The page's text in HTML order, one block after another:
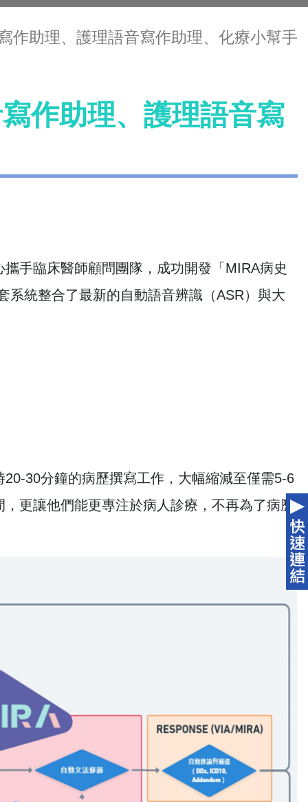
作助理、護理語音寫作助理、化療小幫手
作助理、護理語音寫
手臨床醫師顧問團隊，成功開發「MIRA病史
系統整合了最新的自動語音辨識（ASR）與大
30分鐘的病歷撰寫工作，大幅縮減至僅需5-6
更讓他們能更專注於病人診療，不再為了病歷